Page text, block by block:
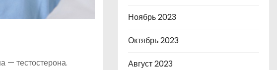
— тестостерона.
Ноябрь 2023
Октябрь 2023
Август 2023